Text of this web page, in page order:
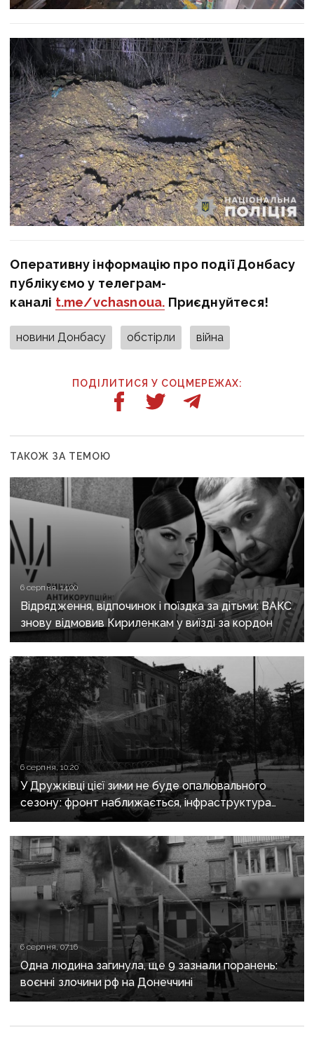
Оперативну інформацію про події Донбасу
публікуємо у телеграм-
каналі t.me/vchasnoua. Приєднуйтеся!
новини Донбасу обстірли війна
ПОДІЛИТИСЯ У СОЦМЕРЕЖАХ:
ТАКОЖ ЗА ТЕМОЮ
6 серпня, 14:00
Відрядження, відпочинок і поїздка за дітьми: ВАКС
знову відмовив Кириленкам у виїзді за кордон
6 серпня, 10:20
У Дружківці цієї зими не буде опалювального
сезону: фронт наближається, інфраструктура
критично зруйнована
6 серпня, 07:16
Одна людина загинула, ще 9 зазнали поранень:
воєнні злочини рф на Донеччині